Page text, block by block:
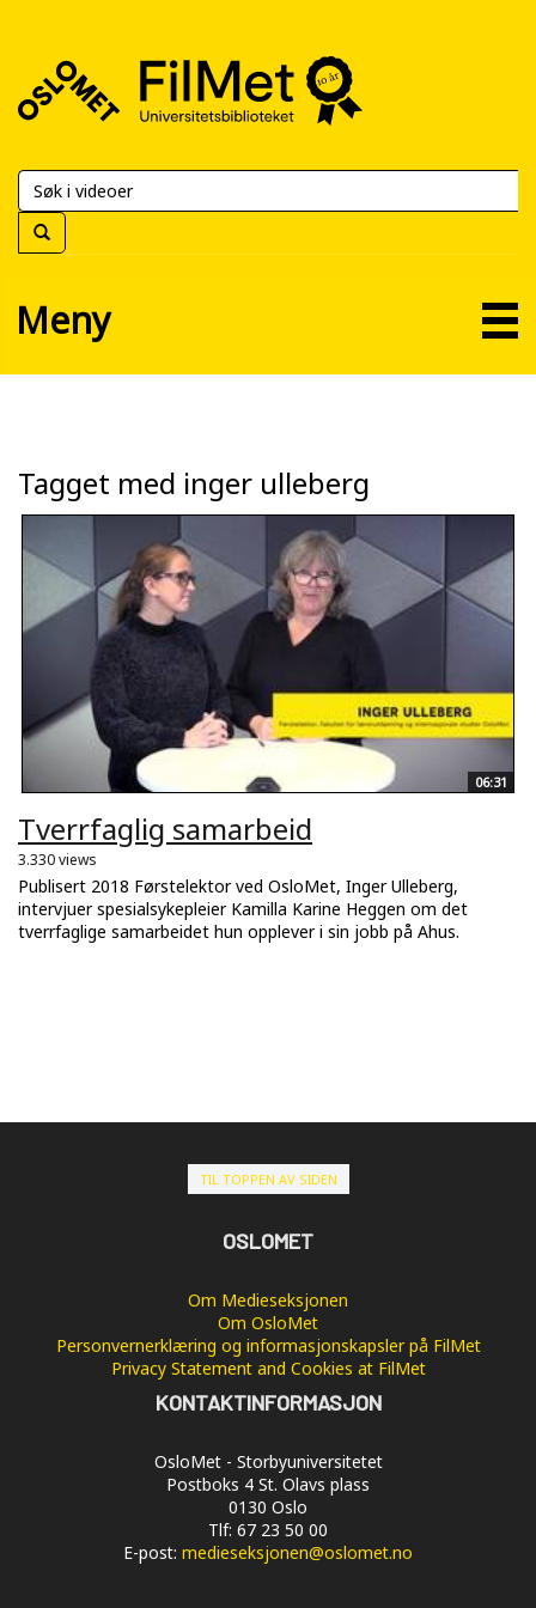
FilMet
Universitetsbiblioteket
Meny
Tagget med inger ulleberg
06:31
Tverrfaglig samarbeid
3.330 views
Publisert 2018 Førstelektor ved OsloMet, Inger Ulleberg,
intervjuer spesialsykepleier Kamilla Karine Heggen om det
tverrfaglige samarbeidet hun opplever i sin jobb på Ahus.
TIL TOPPEN AV SIDEN
OSLOMET
Om Medieseksjonen
Om OsloMet
Personvernerklæring og informasjonskapsler på FilMet
Privacy Statement and Cookies at FilMet
KONTAKTINFORMASJON
OsloMet - Storbyuniversitetet
Postboks 4 St. Olavs plass
0130 Oslo
Tlf: 67 23 50 00
E-post: medieseksjonen@oslomet.no